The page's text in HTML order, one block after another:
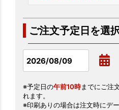
ご注文予定日を選
※予定日の午前10時までにご注
れます。
※印刷ありの場合は注文時にデ